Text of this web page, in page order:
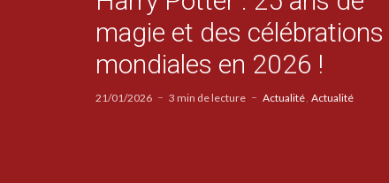
magie et des célébrations
mondiales en 2026 !
21/01/2026 3 min de lecture Actualité Actualité